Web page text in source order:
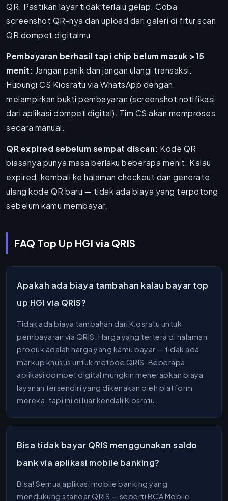
QR. Pastikan layar tidak terlalu gelap. Coba
screenshot QR-nya dan upload dari galeri di fitur scan
QR dompet digitalmu.
Pembayaran berhasil tapi chip belum masuk >15
menit: Jangan panik dan jangan ulangi transaksi.
Hubungi CS Kiosratu via WhatsApp dengan
melampirkan bukti pembayaran (screenshot notifikasi
dari aplikasi dompet digital). Tim CS akan memproses
secara manual.
QR expired sebelum sempat discan: Kode QR
biasanya punya masa berlaku beberapa menit. Kalau
expired, kembali ke halaman checkout dan generate
ulang kode QR baru — tidak ada biaya yang terpotong
sebelum kamu membayar.
FAQ Top Up HGI via QRIS
Apakah ada biaya tambahan kalau bayar top
up HGI via QRIS?
Tidak ada biaya tambahan dari Kiosratu untuk
pembayaran via QRIS. Harga yang tertera di halaman
produk adalah harga yang kamu bayar — tidak ada
markup khusus untuk metode QRIS. Beberapa
aplikasi dompet digital mungkin menerapkan biaya
layanan tersendiri yang dikenakan oleh platform
mereka, tapi ini di luar kendali Kiosratu.
Bisa tidak bayar QRIS menggunakan saldo
bank via aplikasi mobile banking?
Bisa! Semua aplikasi mobile banking yang
mendukung standar QRIS — seperti BCA Mobile,